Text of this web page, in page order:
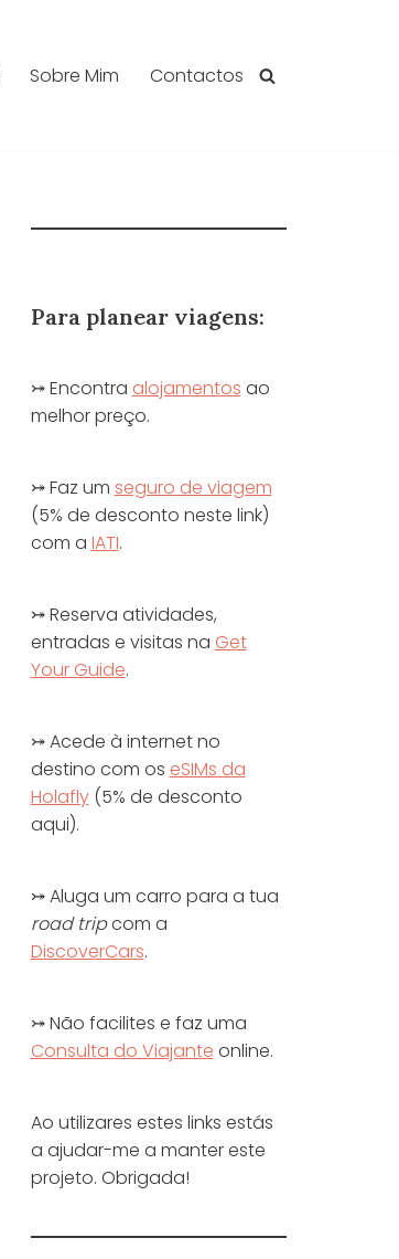
Sobre Mim Contactos
Para planear viagens:
⤖ Encontra alojamentos ao
melhor preço.
⤖ Faz um seguro de viagem
(5% de desconto neste link)
com a IATI.
⤖ Reserva atividades,
entradas e visitas na Get
Your Guide.
⤖ Acede à internet no
destino com os eSIMs da
Holafly(5% de desconto
aqui).
⤖ Aluga um carro para a tua
road tripcom a
DiscoverCars.
⤖ Não facilites e faz uma
Consulta do Viajante online.
Ao utilizares estes links estás
a ajudar-me a manter este
projeto. Obrigada!